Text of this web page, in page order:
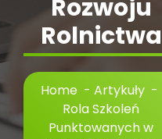
Rozwoju
Rolnictwa
Home - Artykuły -
Rola Szkoleń
Punktowanych w